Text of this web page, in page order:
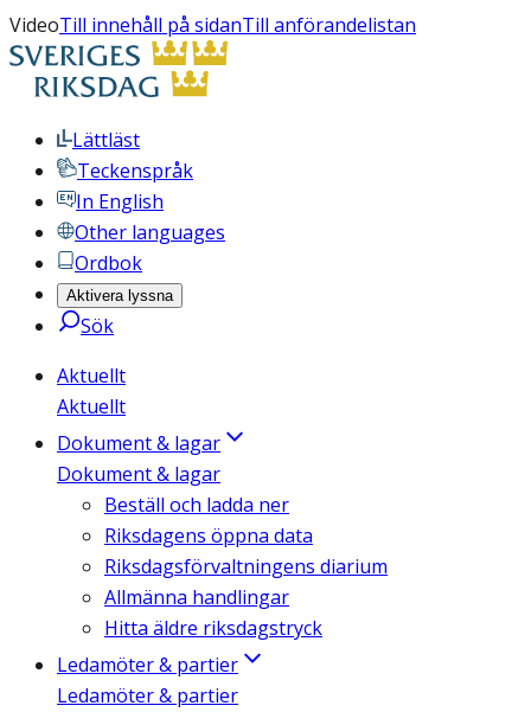
VideoTill innehåll på sidanTill anförandelistan
Lättläst
Teckenspråk
In English
Other languages
Ordbok
Aktivera lyssna
Sök
Aktuellt
Aktuellt
Dokument & lagar
Dokument & lagar
Beställ och ladda ner
Riksdagens öppna data
Riksdagsförvaltningens diarium
Allmänna handlingar
Hitta äldre riksdagstryck
Ledamöter & partier
Ledamöter & partier